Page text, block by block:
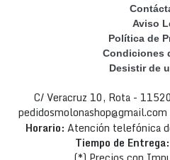
Aviso
Política de
Condiciones
Desistir de
C/ Veracruz 10, Rota -
pedidosmolonashop@gmail.com
Horario: Atención telefónica
Tiempo de Entrega: